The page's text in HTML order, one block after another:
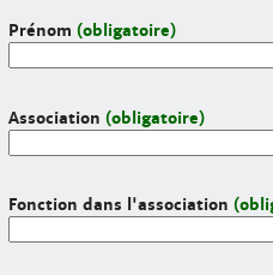
Prénom (obligatoire)
Association (obligatoire)
Fonction dans l'association